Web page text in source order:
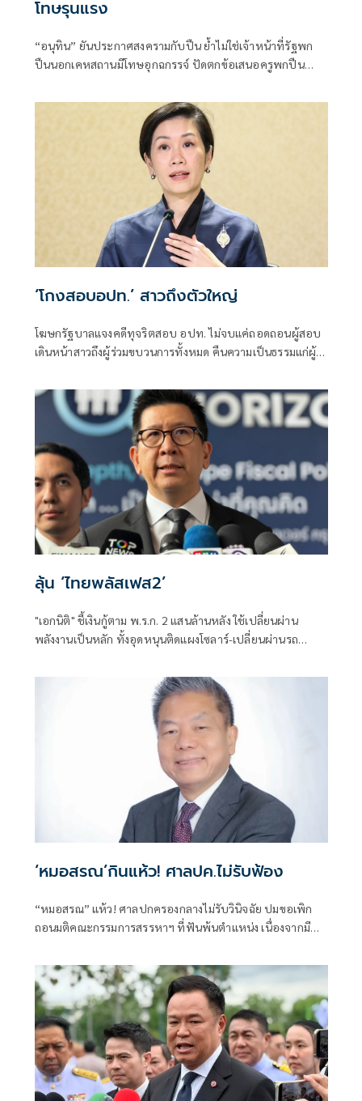
โทษรุนแรง
“อนุทิน” ยันประกาศสงครามกับปืน ย้ำไม่ใช่เจ้าหน้าที่รัฐพก
ปืนนอกเคหสถานมีโทษอุกฉกรรจ์ ปัดตกข้อเสนอครูพกปืน
เจ้าของเป็นผู้ต้องหาร่วม
‘โกงสอบอปท.’ สาวถึงตัวใหญ่
โฆษกรัฐบาลแจงคดีทุจริตสอบ อปท. ไม่จบแค่ถอดถอนผู้สอบ
เดินหน้าสาวถึงผู้ร่วมขบวนการทั้งหมด คืนความเป็นธรรมแก่ผู้
ประชาชนต่อระบบการสอบเข้ารับราชการทุกระดับ
ลุ้น ‘ไทยพลัสเฟส2’
"เอกนิติ" ชี้เงินกู้ตาม พ.ร.ก. 2 แสนล้านหลัง ใช้เปลี่ยนผ่าน
พลังงานเป็นหลัก ทั้งอุดหนุนติดแผงโซลาร์-เปลี่ยนผ่านรถ
พร้อมให้ใช้กับไทยเที่ยวไทยพลัส ส่วนไทยช่วยไทยพลัส เฟส 2
รอประเมินความเหมาะสม นายกฯ เผยจะพยายาม
‘หมอสรณ’กินแห้ว! ศาลปค.ไม่รับฟ้อง
“หมอสรณ” แห้ว! ศาลปกครองกลางไม่รับวินิจฉัย ปมขอเพิก
ถอนมติคณะกรรมการสรรหาฯ ที่ฟันพ้นตำแหน่ง เนื่องจากมี